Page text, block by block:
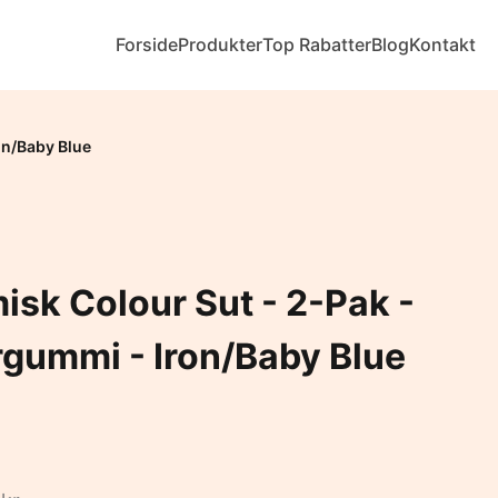
ForsideProdukterTop RabatterBlogKontakt
Baby Blue
Colour Sut - 2-Pak -
- Iron/Baby Blue